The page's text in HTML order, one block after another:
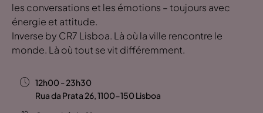
les conversations et les émotions – toujours avec
énergie et attitude.
Inverse by CR7 Lisboa. Là où la ville rencontre le
monde. Là où tout se vit différemment.
12h00 - 23h30
Rua da Prata 26, 1100-150 Lisboa